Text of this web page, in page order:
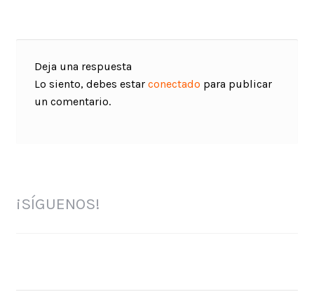
Deja una respuesta
Lo siento, debes estar conectado para publicar
un comentario.
¡SÍGUENOS!